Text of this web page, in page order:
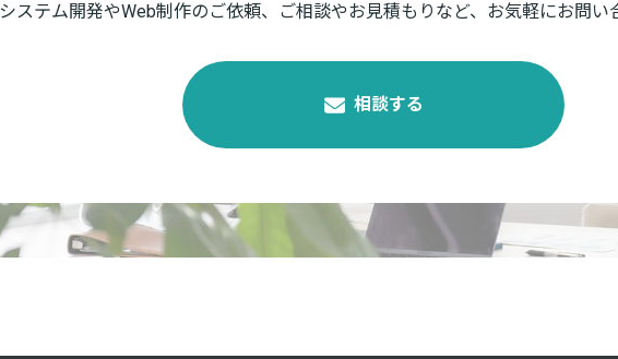
システム開発やWeb制作のご依頼、ご相談やお見積もりなど、お気軽にお問い
相談する